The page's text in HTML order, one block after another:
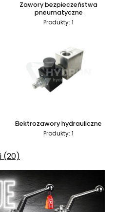
Zawory bezpieczeństwa
pneumatyczne
Produkty: 1
Elektrozawory hydrauliczne
Produkty: 1
(20)